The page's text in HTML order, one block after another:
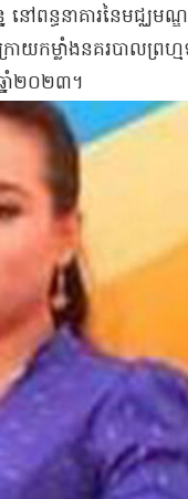
នៅ​ពន្ធនាគារ​នៃ​មជ្ឈម
យ​កម្លាំង​នគរបាល​ព្រហ្
នាំ​២០២៣​។​